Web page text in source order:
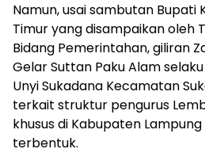
Namun, usai sambutan Bupati
Timur yang disampaikan oleh
Bidang Pemerintahan, giliran
Gelar Suttan Paku Alam
Unyi Sukadana Kecamatan
terkait struktur pengurus
khusus di Kabupaten
terbentuk.